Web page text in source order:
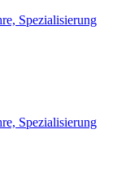
Spezialisierung
Spezialisierung